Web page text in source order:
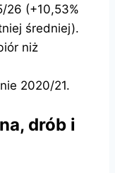
26 (+10,53%
średniej).
niż
2020/21.
drób i